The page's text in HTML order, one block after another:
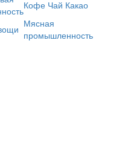
Кофе Чай Какао
Мясная
промышленность